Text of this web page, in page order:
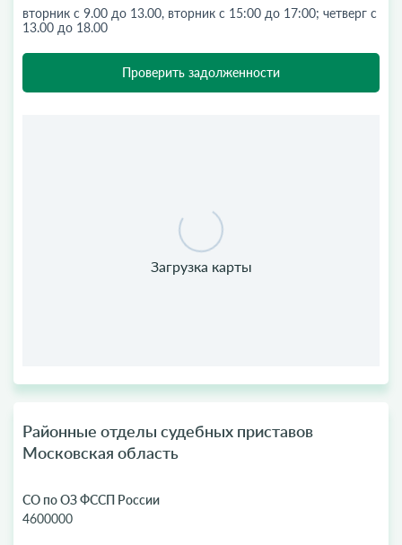
вторник с 9.00 до 13.00, вторник с 15:00 до 17:00; четверг с
13.00 до 18.00
Проверить задолженности
Районные отделы судебных приставов
Московская область
СО по ОЗ ФССП России
4600000